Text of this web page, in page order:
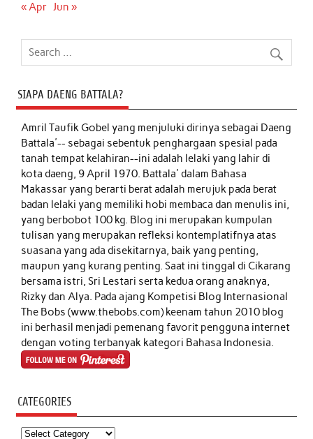
« Apr Jun »
SIAPA DAENG BATTALA?
Amril Taufik Gobelyang menjuluki dirinya sebagai Daeng
Battala'-- sebagai sebentuk penghargaan spesial pada
tanah tempat kelahiran--ini adalah lelaki yang lahir di
kota daeng, 9 April 1970. Battala' dalam Bahasa
Makassar yang berarti berat adalah merujuk pada berat
badan lelaki yang memiliki hobi membaca dan menulis ini,
yang berbobot 100 kg. Blog ini merupakan kumpulan
tulisan yang merupakan refleksi kontemplatifnya atas
suasana yang ada disekitarnya, baik yang penting,
maupun yang kurang penting. Saat ini tinggal di Cikarang
bersama istri, Sri Lestari serta kedua orang anaknya,
Rizky dan Alya. Pada ajang Kompetisi Blog Internasional
The Bobs (www.thebobs.com) keenam tahun 2010 blog
ini berhasil menjadi pemenang favorit pengguna internet
dengan voting terbanyak kategori Bahasa Indonesia.
CATEGORIES
Categories